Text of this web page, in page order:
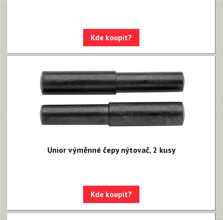
Kde koupit?
Unior výměnné čepy nýtovač, 2 kusy
Kde koupit?